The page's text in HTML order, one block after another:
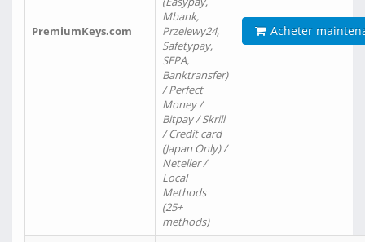
PremiumKeys.com
Mbank,
Przelewy24,
Safetypay,
SEPA,
Banktransfer)
/ Perfect
Money /
Bitpay / Skrill
/ Credit card
(Japan Only) /
Neteller /
Local
Methods
(25+
methods)
Acheter